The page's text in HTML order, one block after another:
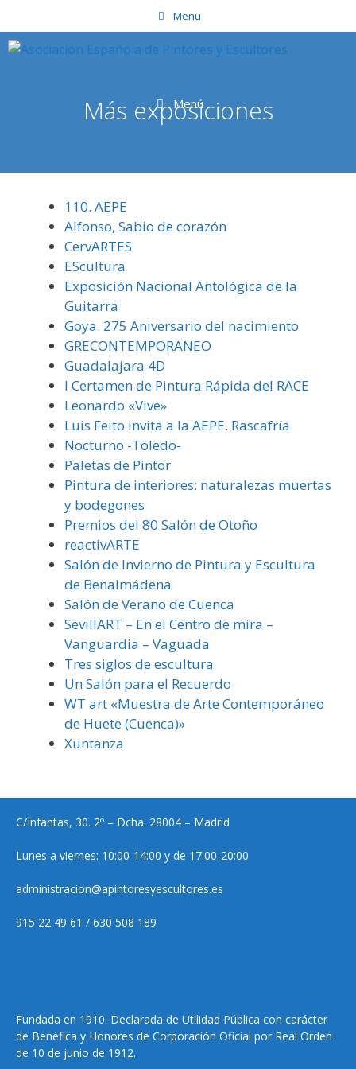
al
contenido
Menu
Menú
Más exposiciones
110. AEPE
Alfonso, Sabio de corazón
CervARTES
EScultura
Exposición Nacional Antológica de la
Guitarra
Goya. 275 Aniversario del nacimiento
GRECONTEMPORANEO
Guadalajara 4D
I Certamen de Pintura Rápida del RACE
Leonardo «Vive»
Luis Feito invita a la AEPE. Rascafría
Nocturno -Toledo-
Paletas de Pintor
Pintura de interiores: naturalezas muertas
y bodegones
Premios del 80 Salón de Otoño
reactivARTE
Salón de Invierno de Pintura y Escultura
de Benalmádena
Salón de Verano de Cuenca
SevillART – En el Centro de mira –
Vanguardia – Vaguada
Tres siglos de escultura
Un Salón para el Recuerdo
WT art «Muestra de Arte Contemporáneo
de Huete (Cuenca)»
Xuntanza
C/Infantas, 30. 2º – Dcha. 28004 – Madrid
Lunes a viernes: 10:00-14:00 y de 17:00-20:00
administracion@apintoresyescultores.es
915 22 49 61 / 630 508 189
Fundada en 1910. Declarada de Utilidad Pública con carácter
de Benéfica y Honores de Corporación Oficial por Real Orden
de 10 de junio de 1912.